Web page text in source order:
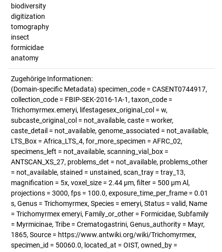
biodiversity
digitization
tomography
insect
formicidae
anatomy
Zugehörige Informationen:
(Domain-specific Metadata) specimen_code = CASENT0744917,
collection_code = FBIP-SEK-2016-1A-1, taxon_code =
Trichomyrmex.emeryi, lifestagesex_original_col = w,
subcaste_original_col = not_available, caste = worker,
caste_detail = not_available, genome_associated = not_available,
LTS_Box = Africa_LTS_4, for_more_specimen = AFRC_02,
specimens_left = not_available, scanning_vial_box =
ANTSCAN_XS_27, problems_det = not_available, problems_other
= not_available, stained = unstained, scan_tray = tray_13,
magnification = 5x, voxel_size = 2.44 µm, filter = 500 µm Al,
projections = 3000, fps = 100.0, exposure_time_per_frame = 0.01
s, Genus = Trichomyrmex, Species = emeryi, Status = valid, Name
= Trichomyrmex emeryi, Family_or_other = Formicidae, Subfamily
= Myrmicinae, Tribe = Crematogastrini, Genus_authority = Mayr,
1865, Source = https://www.antwiki.org/wiki/Trichomyrmex,
specimen_id = 50060.0, located_at = OIST, owned_by =